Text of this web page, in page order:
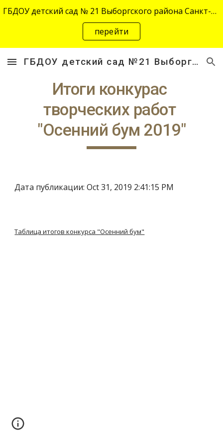
Skip to main content Skip to navigation
ГБДОУ детский сад № 21 Выборгского района Санкт-Петербурга переехал на новый адрес "site-2645.siteedu.ru".
перейти
ГБДОУ детский сад №21 Выборгского района Санкт-Петербурга
Итоги конкурас
творческих работ
"Осенний бум 2019"
Дата публикации: Oct 31, 2019 2:41:15 PM
Таблица итогов конкурса "Осенний бум"